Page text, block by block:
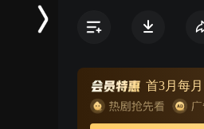
成为护国名将。但随着
共产党，完成了从一个
变。之后朱德在南昌积
中外的“八一起义”，率
首3月每